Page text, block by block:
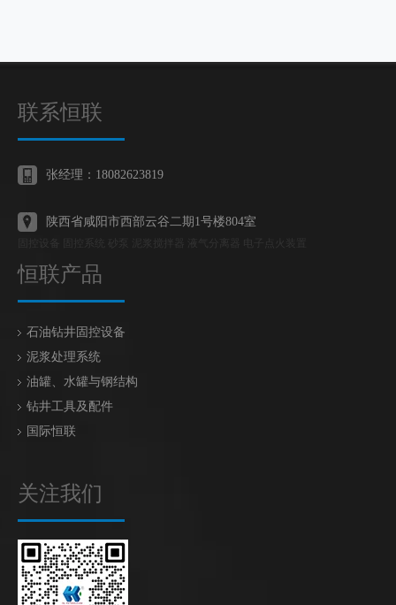
联系恒联
张经理：18082623819
陕西省咸阳市西部云谷二期1号楼804室
恒联产品
石油钻井固控设备
泥浆处理系统
油罐、水罐与钢结构
钻井工具及配件
国际恒联
关注我们